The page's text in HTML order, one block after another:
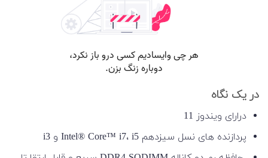
در یک نگاه
درارای ویندوز 11
پردازنده های نسل سیزدهم Intel® Core™ i7، i5 و i3